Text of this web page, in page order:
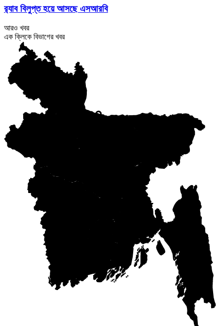
র‌্যাব বিলুপ্ত হয়ে আসছে এসআরবি
আরও খবর
এক ক্লিকে বিভাগের খবর